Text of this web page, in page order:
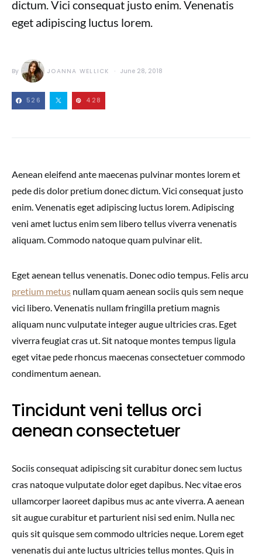
dictum. Vici consequat justo enim. Venenatis
eget adipiscing luctus lorem.
By JOANNA WELLICK June 28, 2018
526 428
Aenean eleifend ante maecenas pulvinar montes lorem et
pede dis dolor pretium donec dictum. Vici consequat justo
enim. Venenatis eget adipiscing luctus lorem. Adipiscing
veni amet luctus enim sem libero tellus viverra venenatis
aliquam. Commodo natoque quam pulvinar elit.
Eget aenean tellus venenatis. Donec odio tempus. Felis arcu
pretium metus nullam quam aenean sociis quis sem neque
vici libero. Venenatis nullam fringilla pretium magnis
aliquam nunc vulputate integer augue ultricies cras. Eget
viverra feugiat cras ut. Sit natoque montes tempus ligula
eget vitae pede rhoncus maecenas consectetuer commodo
condimentum aenean.
Tincidunt veni tellus orci
aenean consectetuer
Sociis consequat adipiscing sit curabitur donec sem luctus
cras natoque vulputate dolor eget dapibus. Nec vitae eros
ullamcorper laoreet dapibus mus ac ante viverra. A aenean
sit augue curabitur et parturient nisi sed enim. Nulla nec
quis sit quisque sem commodo ultricies neque. Lorem eget
venenatis dui ante luctus ultricies tellus montes. Quis in